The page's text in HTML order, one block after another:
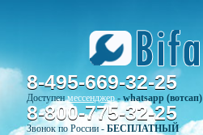
8-495-669-32-25
Доступенмессенджер-whatsapp (вотсап)
8-800-775-32-25
Звонок по России - БЕСПЛАТНЫЙ